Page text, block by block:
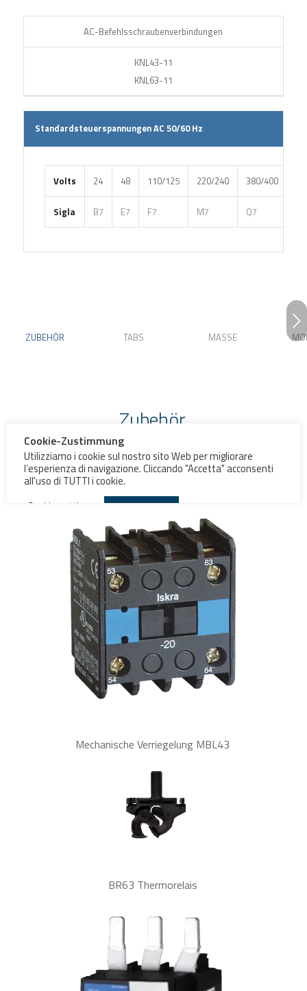
AC-Befehlsschraubenverbindungen
KNL43-11
KNL63-11
Standardsteuerspannungen AC 50/60 Hz
Volts 24 48 110/125 220/240 380/400
Sigla B7 E7 F7 M7 Q7
ZUBEHÖR TABS MASSE
Zubehör
Hilfskontakte ND4
Mechanische Verriegelung MBL43
BR63 Thermorelais
Cookie-Zustimmung
Utilizziamo i cookie sul nostro sito Web per migliorare
l’esperienza di navigazione. Cliccando "Accetta" acconsenti
Cookie settings
AKZEPTIEREN